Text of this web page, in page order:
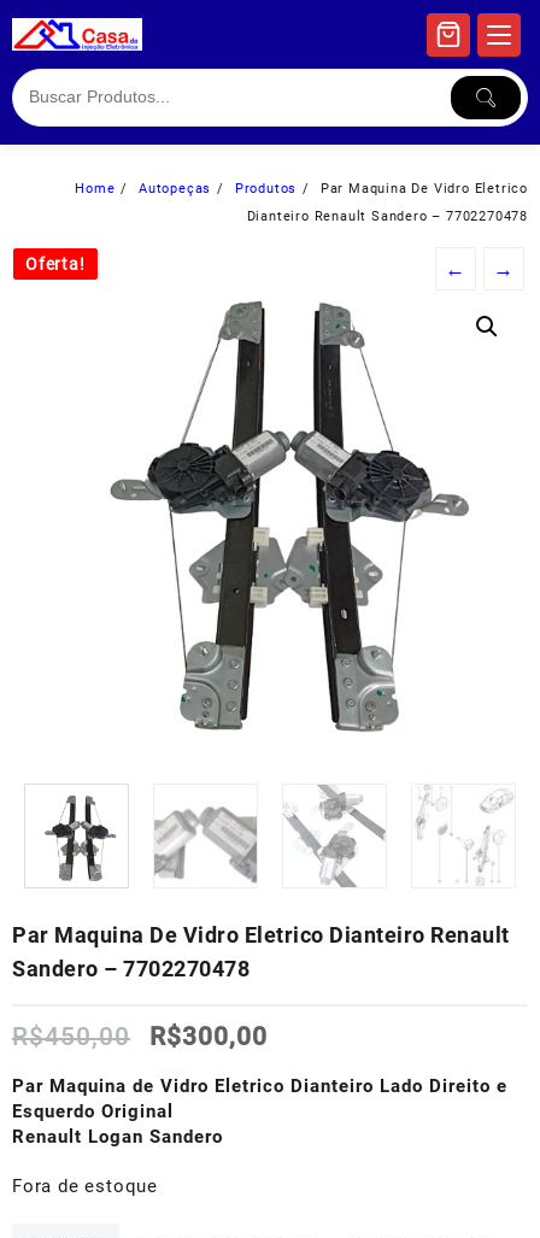
to
Home Autopeças Produtos
Par Maquina De Vidro Eletrico
Dianteiro Renault Sandero – 7702270478
Oferta! ← →
Par Maquina De Vidro Eletrico Dianteiro Renault
Sandero – 7702270478
R$450,00
O
original
era:
R$450,00.
R$300,00
atual
Par Maquina de Vidro Eletrico Dianteiro Lado Direito e
Esquerdo Original
Renault Logan Sandero
Fora de estoque
Oferta!